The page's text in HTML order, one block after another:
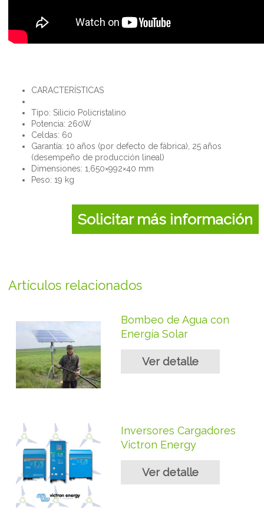
CARACTERÍSTICAS
Tipo: Silicio Policristalino
Potencia: 260W
Celdas: 60
Garantía: 10 años (por defecto de fábrica), 25 años
(desempeño de producción lineal)
Dimensiones: 1,650×992×40 mm
Peso: 19 kg
Solicitar más información
Artículos relacionados
Bombeo de Agua con
Energía Solar
Ver detalle
Inversores Cargadores
Victron Energy
Ver detalle